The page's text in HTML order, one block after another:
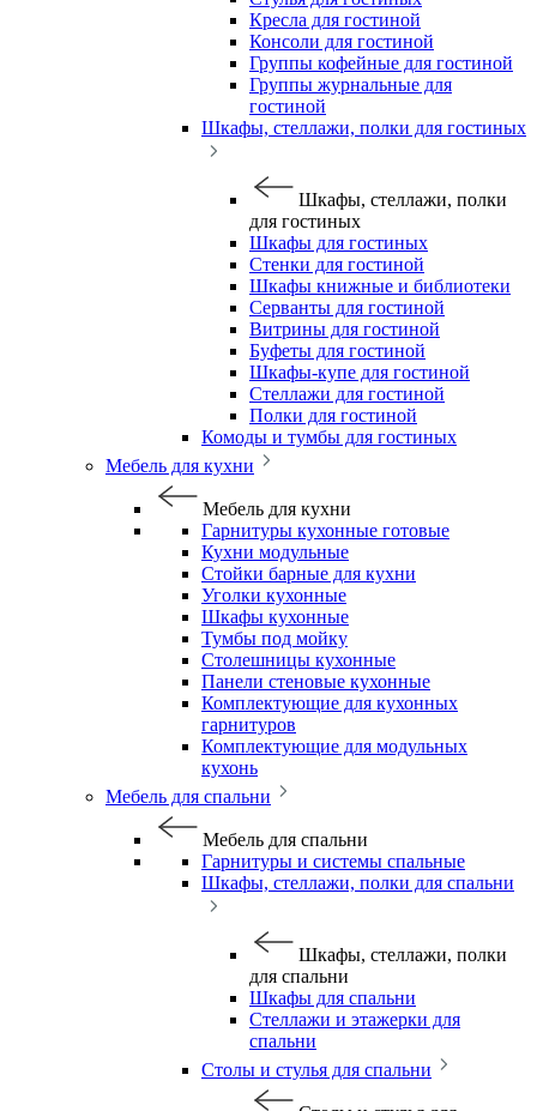
Кресла для гостиной
Консоли для гостиной
Группы кофейные для гостиной
Группы журнальные для
гостиной
Шкафы, стеллажи, полки для гостиных
Шкафы, стеллажи, полки
для гостиных
Шкафы для гостиных
Стенки для гостиной
Шкафы книжные и библиотеки
Серванты для гостиной
Витрины для гостиной
Буфеты для гостиной
Шкафы-купе для гостиной
Стеллажи для гостиной
Полки для гостиной
Комоды и тумбы для гостиных
Мебель для кухни
Мебель для кухни
Гарнитуры кухонные готовые
Кухни модульные
Стойки барные для кухни
Уголки кухонные
Шкафы кухонные
Тумбы под мойку
Столешницы кухонные
Панели стеновые кухонные
Комплектующие для кухонных
гарнитуров
Комплектующие для модульных
кухонь
Мебель для спальни
Мебель для спальни
Гарнитуры и системы спальные
Шкафы, стеллажи, полки для спальни
Шкафы, стеллажи, полки
для спальни
Шкафы для спальни
Стеллажи и этажерки для
спальни
Столы и стулья для спальни